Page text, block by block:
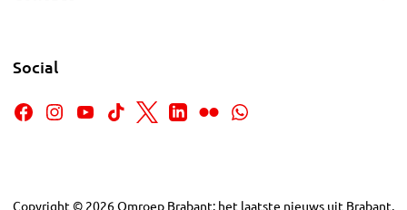
Social
Copyright © 2026Omroep Brabant: het laatste nieuws uit Brabant,